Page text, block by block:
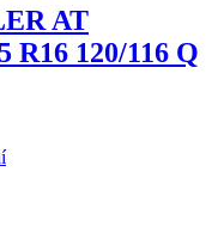
AT
R16 120/116 Q